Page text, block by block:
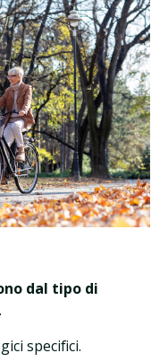
dal tipo di
specifici.